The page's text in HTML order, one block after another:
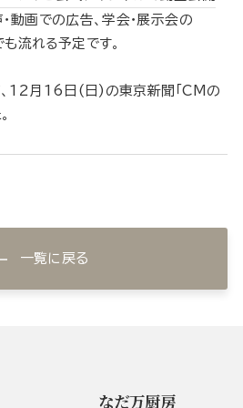
動画での広告、学会・展示会の
流れる予定です。
12月16日(日)の東京新聞「CMの
一覧に戻る
なだ万厨房